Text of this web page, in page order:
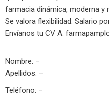
farmacia dinámica, moderna y
Se valora flexibilidad. Salario
Envíanos tu CV A:
Nombre: –
Apellidos: –
Teléfono: –